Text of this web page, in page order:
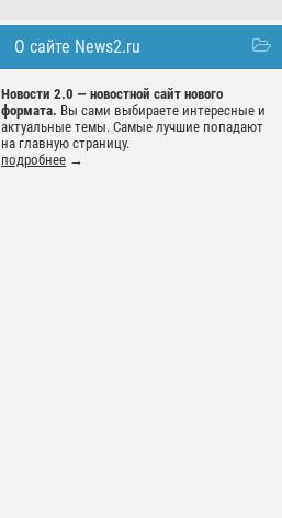
О сайте News2.ru
Новости 2.0 — новостной сайт нового
формата. Вы сами выбираете интересные и
актуальные темы. Самые лучшие попадают
на главную страницу.
подробнее →